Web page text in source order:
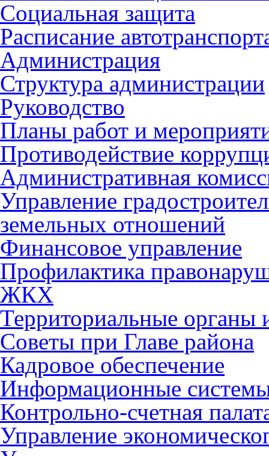
Социальная защита
Расписание
Администрация
Структура администрации
Руководство
Планы работ и
Противодействие
Административная
Управление
земельных отношений
Финансовое управление
Профилактика
ЖКХ
Территориальные органы
Советы при Главе района
Кадровое обеспечение
Информационные
Контрольно-счетная
Управление